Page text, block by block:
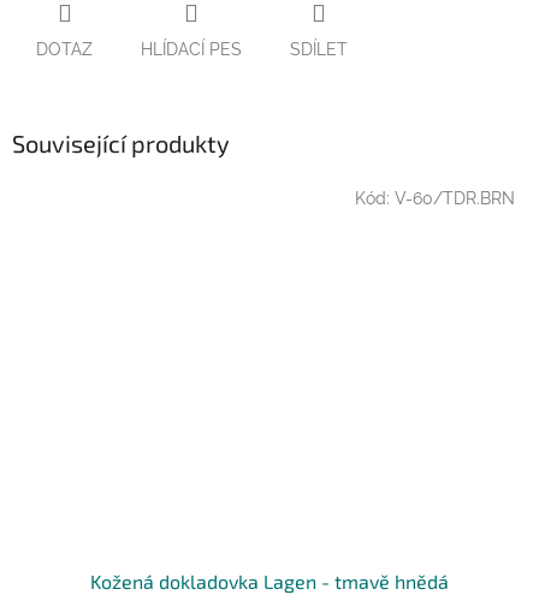
DOTAZ HLÍDACÍ PES SDÍLET
Související produkty
Kožená dokladovka Lagen - tmavě hnědá
Kód: V-60/TDR.BRN